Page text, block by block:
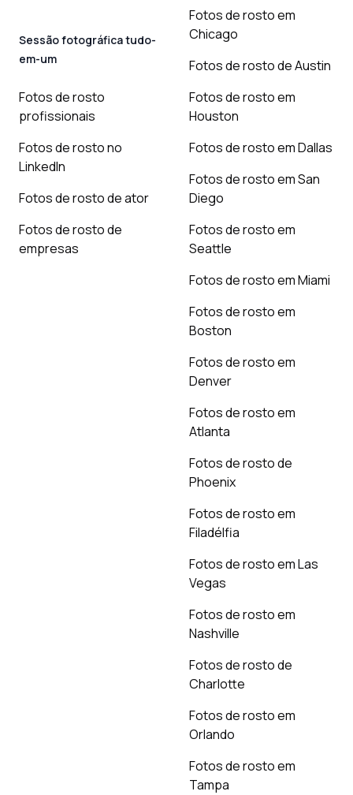
Sessão fotográfica tudo-
em-um
Fotos de rosto
profissionais
Fotos de rosto no
LinkedIn
Fotos de rosto de ator
Fotos de rosto de
empresas
Fotos de rosto em
Chicago
Fotos de rosto de Austin
Fotos de rosto em
Houston
Fotos de rosto em Dallas
Fotos de rosto em San
Diego
Fotos de rosto em
Seattle
Fotos de rosto em Miami
Fotos de rosto em
Boston
Fotos de rosto em
Denver
Fotos de rosto em
Atlanta
Fotos de rosto de
Phoenix
Fotos de rosto em
Filadélfia
Fotos de rosto em Las
Vegas
Fotos de rosto em
Nashville
Fotos de rosto de
Charlotte
Fotos de rosto em
Orlando
Fotos de rosto em
Tampa